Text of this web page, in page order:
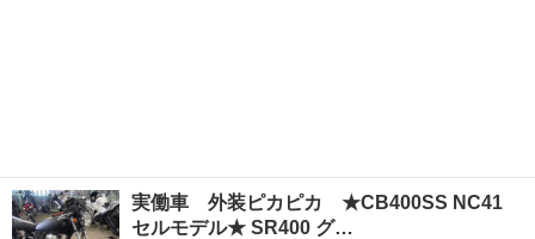
実働車 外装ピカピカ ★CB400SS NC41
セルモデル★ SR400 グ…